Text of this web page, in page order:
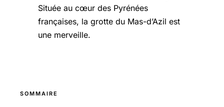
Située au cœur des Pyrénées
françaises, la grotte du Mas-d’Azil est
une merveille.
SOMMAIRE